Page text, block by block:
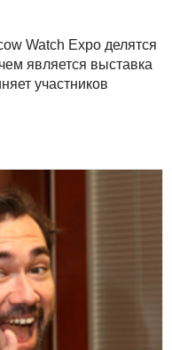
Watch Expo делятся
является выставка
участников